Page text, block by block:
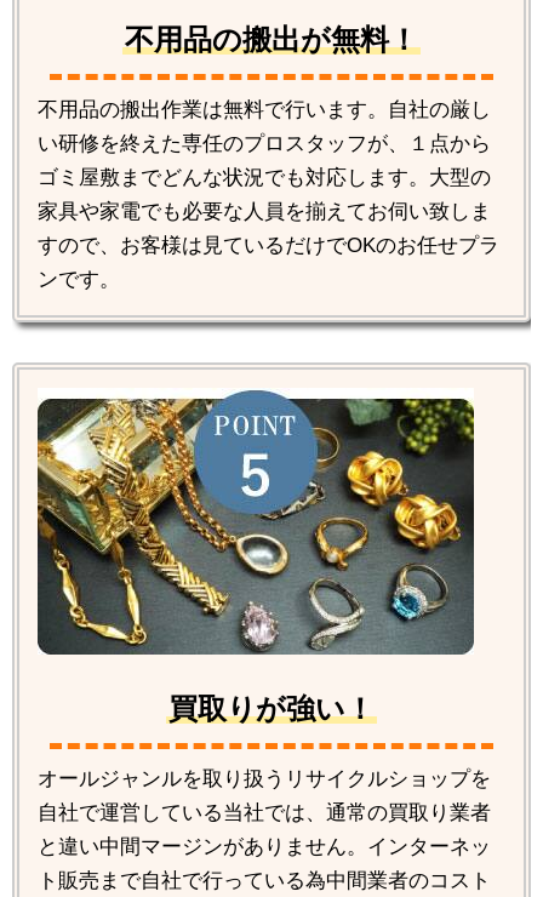
不用品の搬出が無料！
不用品の搬出作業は無料で行います。自社の厳し
い研修を終えた専任のプロスタッフが、１点から
ゴミ屋敷までどんな状況でも対応します。大型の
家具や家電でも必要な人員を揃えてお伺い致しま
すので、お客様は見ているだけでOKのお任せプラ
ンです。
買取りが強い！
オールジャンルを取り扱うリサイクルショップを
自社で運営している当社では、通常の買取り業者
と違い中間マージンがありません。インターネッ
ト販売まで自社で行っている為中間業者のコスト